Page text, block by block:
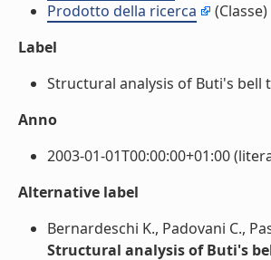
Prodotto della ricerca
(Classe)
Label
Structural analysis of Buti's
Anno
2003-01-01T00:00:00+01:00
Alternative label
Bernardeschi K., Padovani C.,
Structural analysis of Buti's